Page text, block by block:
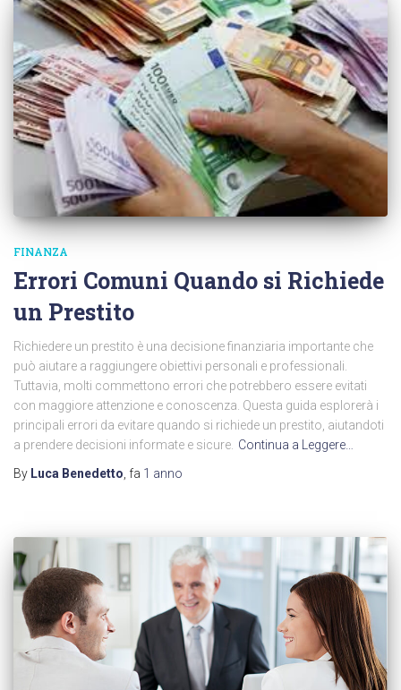
FINANZA
Errori Comuni Quando si Richiede
un Prestito
Richiedere un prestito è una decisione finanziaria importante che
può aiutare a raggiungere obiettivi personali e professionali.
Tuttavia, molti commettono errori che potrebbero essere evitati
con maggiore attenzione e conoscenza. Questa guida esplorerà i
principali errori da evitare quando si richiede un prestito, aiutandoti
a prendere decisioni informate e sicure. Continua a Leggere…
By Luca Benedetto , fa 1 anno